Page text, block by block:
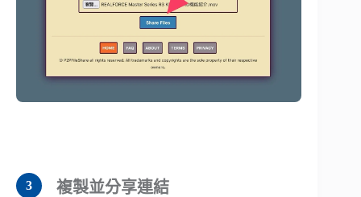
複製並分享連結